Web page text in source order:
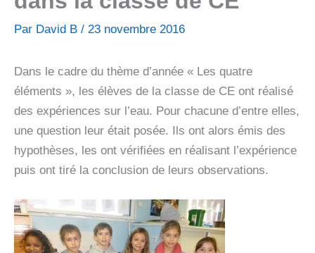
Par David B / 23 novembre 2016
Dans le cadre du thème d’année « Les quatre
éléments », les élèves de la classe de CE ont réalisé
des expériences sur l’eau. Pour chacune d’entre elles,
une question leur était posée. Ils ont alors émis des
hypothèses, les ont vérifiées en réalisant l’expérience
puis ont tiré la conclusion de leurs observations.